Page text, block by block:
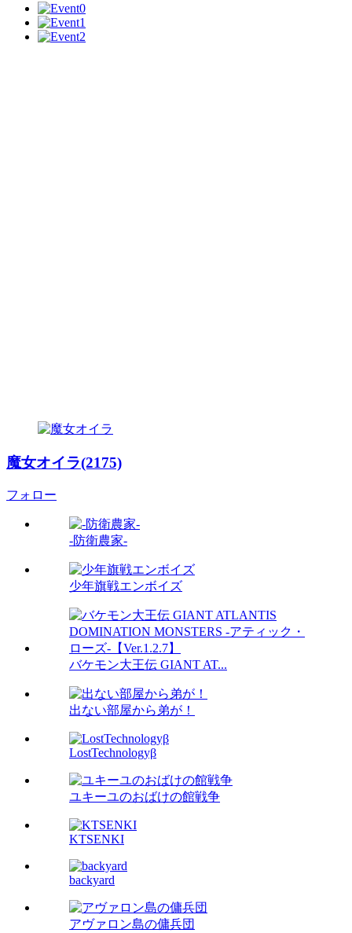
魔女オイラ(2175)
フォロー
-防衛農家-
少年旗戦エンボイズ
バケモン大王伝 GIANT AT...
出ない部屋から弟が！
LostTechnologyβ
ユキーユのおばけの館戦争
KTSENKI
backyard
アヴァロン島の傭兵団